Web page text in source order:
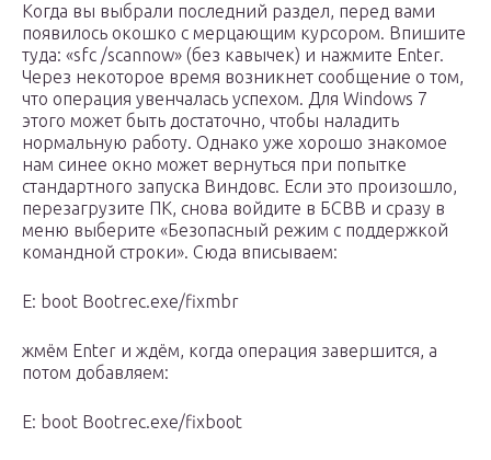
Когда вы выбрали последний раздел, перед вами
появилось окошко с мерцающим курсором. Впишите
туда: «sfc /scannow» (без кавычек) и нажмите Enter.
Через некоторое время возникнет сообщение о том,
что операция увенчалась успехом. Для Windows 7
этого может быть достаточно, чтобы наладить
нормальную работу. Однако уже хорошо знакомое
нам синее окно может вернуться при попытке
стандартного запуска Виндовс. Если это произошло,
перезагрузите ПК, снова войдите в БСВВ и сразу в
меню выберите «Безопасный режим с поддержкой
командной строки». Сюда вписываем:
E: boot Bootrec.exe/fixmbr
жмём Enter и ждём, когда операция завершится, а
потом добавляем:
E: boot Bootrec.exe/fixboot